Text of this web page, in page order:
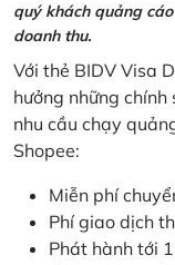
quý khách quảng
doanh thu.
Với thẻ BIDV Visa
hưởng những
nhu cầu chạy
Shopee:
Miễn phí
Phí giao dịch
Phát hành tới